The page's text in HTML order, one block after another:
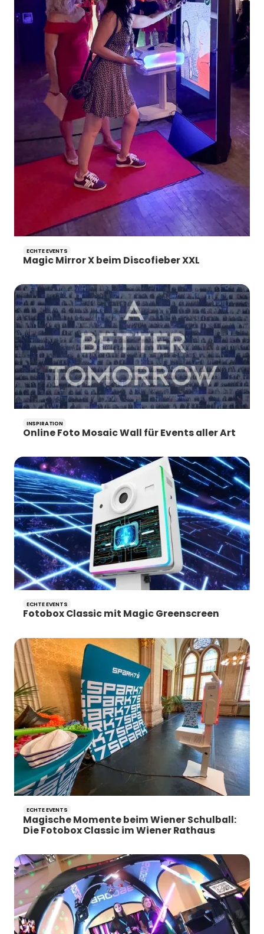
ECHTE EVENTS
Magic Mirror X beim Discofieber XXL
INSPIRATION
Online Foto Mosaic Wall für Events aller Art
ECHTE EVENTS
Fotobox Classic mit Magic Greenscreen
ECHTE EVENTS
Magische Momente beim Wiener Schulball:
Die Fotobox Classic im Wiener Rathaus